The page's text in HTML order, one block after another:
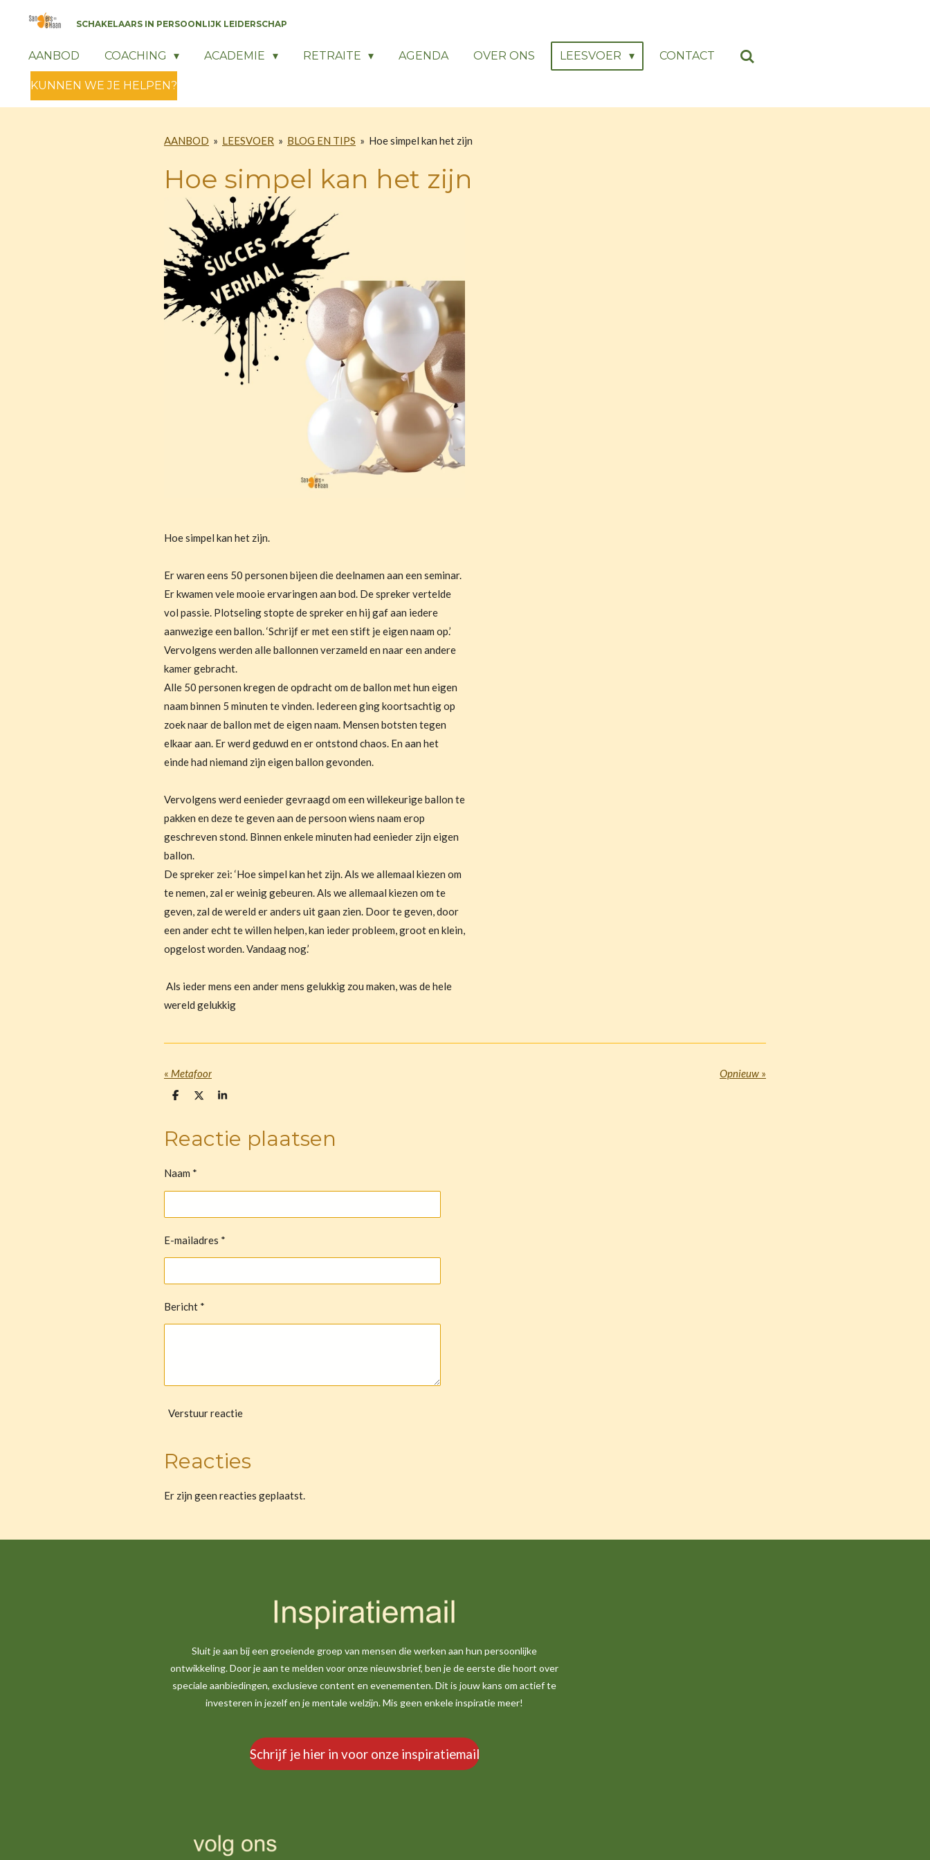
hoofdinhoud
SCHAKELAARS IN PERSOONLIJK LEIDERSCHAP
AANBOD COACHING ACADEMIE RETRAITE AGENDA OVER ONS LEESVOER CONTACT
KUNNEN WE JE HELPEN?
AANBOD » LEESVOER » BLOG EN TIPS » Hoe simpel kan het zijn
Hoe simpel kan het zijn
Hoe simpel kan het zijn.
Er waren eens 50 personen bijeen die deelnamen aan een seminar.
Er kwamen vele mooie ervaringen aan bod. De spreker vertelde
vol passie. Plotseling stopte de spreker en hij gaf aan iedere
aanwezige een ballon. ‘Schrijf er met een stift je eigen naam op.’
Vervolgens werden alle ballonnen verzameld en naar een andere
kamer gebracht.
Alle 50 personen kregen de opdracht om de ballon met hun eigen
naam binnen 5 minuten te vinden. Iedereen ging koortsachtig op
zoek naar de ballon met de eigen naam. Mensen botsten tegen
elkaar aan. Er werd geduwd en er ontstond chaos. En aan het
einde had niemand zijn eigen ballon gevonden.
Vervolgens werd eenieder gevraagd om een willekeurige ballon te
pakken en deze te geven aan de persoon wiens naam erop
geschreven stond. Binnen enkele minuten had eenieder zijn eigen
ballon.
De spreker zei: ‘Hoe simpel kan het zijn. Als we allemaal kiezen om
te nemen, zal er weinig gebeuren. Als we allemaal kiezen om te
geven, zal de wereld er anders uit gaan zien. Door te geven, door
een ander echt te willen helpen, kan ieder probleem, groot en klein,
opgelost worden. Vandaag nog.’
Als ieder mens een ander mens gelukkig zou maken, was de hele
wereld gelukkig
« Metafoor Opnieuw »
D
e
n
D
S
Reactie plaatsen
Naam *
E-mailadres *
Bericht *
Verstuur reactie
Reacties
Er zijn geen reacties geplaatst.
Sluit je aan bij een groeiende groep van mensen die werken aan hun persoonlijke
ontwikkeling. Door je aan te melden voor onze nieuwsbrief, ben je de eerste die hoort over
speciale aanbiedingen, exclusieve content en evenementen. Dit is jouw kans om actief te
investeren in jezelf en je mentale welzijn. Mis geen enkele inspiratie meer!
Schrijf je hier in voor onze inspiratiemail